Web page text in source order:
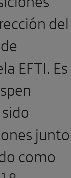
del
EFTI. Es
junto
como